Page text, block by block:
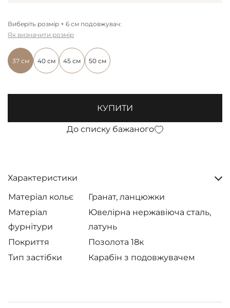
Виберіть розмір + 6 см подовжувач:
37 см 40 см 45 см 50 см
Як визначити розмір
КУПИТИ
До списку бажаного
Характеристики
Матеріал кольє
Гранат, ланцюжки
Матеріал
фурнітури
Ювелірна нержавіюча сталь,
латунь
Покриття
Позолота 18к
Тип застібки
Карабін з подовжувачем